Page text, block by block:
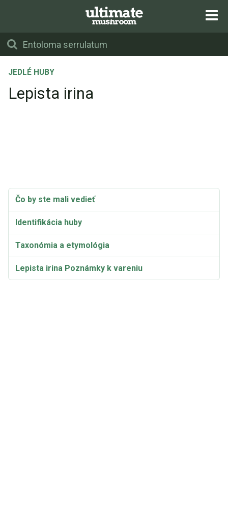
JEDLÉ HUBY
Lepista irina
Čo by ste mali vedieť
Identifikácia huby
Taxonómia a etymológia
Lepista irina Poznámky k vareniu